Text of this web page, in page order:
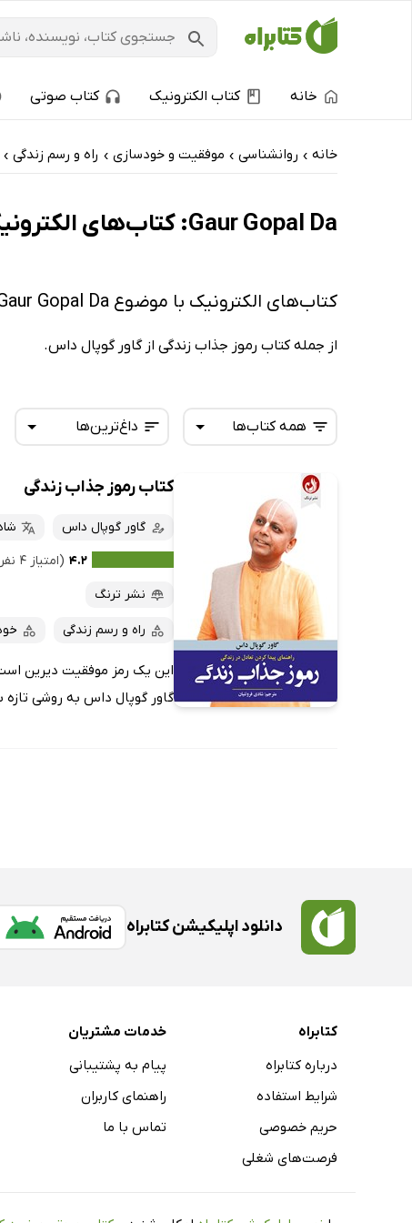
خانه کتاب الکترونیک کتاب صوتی
خانه › روانشناسی › موفقیت و خودسازی › راه و رسم زندگی ›
Gaur Gopal Da: کتاب‌های الکترونیک و کتاب‌های صوتی - داغ‌ترین‌ها
کتاب‌های الکترونیک با موضوع Gaur Gopal Da
از جمله کتاب رموز جذاب زندگی از گاور گوپال داس.
داغ‌ترین‌ها
تازه‌ها
داغ‌ترین‌ها
پربحث‌ها
ارزان ترین‌ها
همه کتاب‌ها
همه کتاب‌ها
کتاب‌های صوتی
کتاب‌های متنی
کتاب رموز جذاب زندگی
گاور گوپال داس
۴.۲ (امتیاز ۴ نفر)
نشر ترنگ
راه و رسم زندگی
این یک رمز موفقیت دیرین است
گاور گوپال داس به روشی تازه
دانلود اپلیکیشن کتابراه
کتابراه
درباره کتابراه
شرایط استفاده
حریم خصوصی
فرصت‌های شغلی
خدمات مشتریان
پیام به پشتیبانی
راهنمای کاربران
تماس با ما